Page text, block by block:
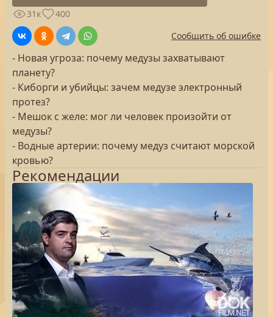
31к
400
Сообщить об ошибке
- Новая угроза: почему медузы захватывают
планету?
- Киборги и убийцы: зачем медузе электронный
протез?
- Мешок с желе: мог ли человек произойти от
медузы?
- Водные артерии: почему медуз считают морской
кровью?
Рекомендации